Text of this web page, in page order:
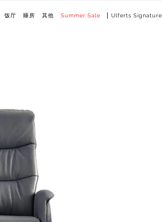
饭厅 睡房 其他 Summer Sale Ulferts Signature